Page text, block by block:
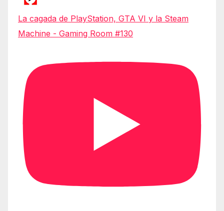
La cagada de PlayStation, GTA VI y la Steam
Machine - Gaming Room #130